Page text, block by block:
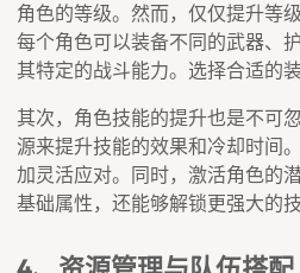
角色的等级。然而，仅仅提升等
每个角色可以装备不同的武器、
其特定的战斗能力。选择合适的
其次，角色技能的提升也是不可
源来提升技能的效果和冷却时间
加灵活应对。同时，激活角色的
基础属性，还能够解锁更强大的